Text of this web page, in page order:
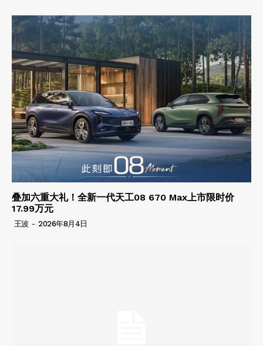
叠加六重大礼！全新一代天工08 670 Max上市限时价
17.99万元
王波 - 2026年8月4日